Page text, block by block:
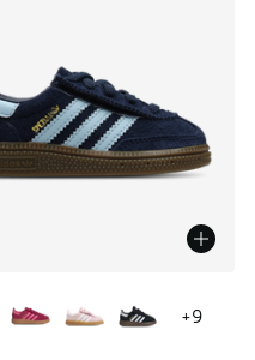
+9